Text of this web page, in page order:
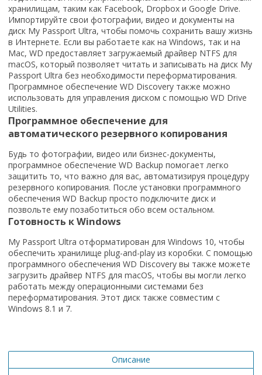
хранилищам, таким как Facebook, Dropbox и Google Drive.
Импортируйте свои фотографии, видео и документы на
диск My Passport Ultra, чтобы помочь сохранить вашу жизнь
в Интернете. Если вы работаете как на Windows, так и на
Mac, WD предоставляет загружаемый драйвер NTFS для
macOS, который позволяет читать и записывать на диск My
Passport Ultra без необходимости переформатирования.
Программное обеспечение WD Discovery также можно
использовать для управления диском с помощью WD Drive
Utilities.
Программное обеспечение для
автоматического резервного копирования
Будь то фотографии, видео или бизнес-документы,
программное обеспечение WD Backup помогает легко
защитить то, что важно для вас, автоматизируя процедуру
резервного копирования. После установки программного
обеспечения WD Backup просто подключите диск и
позвольте ему позаботиться обо всем остальном.
Готовность к Windows
My Passport Ultra отформатирован для Windows 10, чтобы
обеспечить хранилище plug-and-play из коробки. С помощью
программного обеспечения WD Discovery вы также можете
загрузить драйвер NTFS для macOS, чтобы вы могли легко
работать между операционными системами без
переформатирования. Этот диск также совместим с
Windows 8.1 и 7.
Описание